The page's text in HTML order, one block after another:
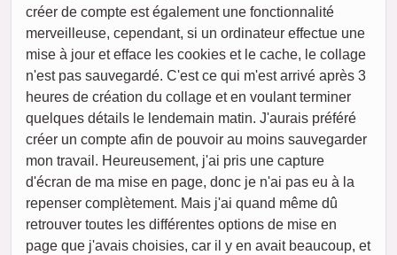
créer de compte est également une fonctionnalité
merveilleuse, cependant, si un ordinateur effectue une
mise à jour et efface les cookies et le cache, le collage
n'est pas sauvegardé. C'est ce qui m'est arrivé après 3
heures de création du collage et en voulant terminer
quelques détails le lendemain matin. J'aurais préféré
créer un compte afin de pouvoir au moins sauvegarder
mon travail. Heureusement, j'ai pris une capture
d'écran de ma mise en page, donc je n'ai pas eu à la
repenser complètement. Mais j'ai quand même dû
retrouver toutes les différentes options de mise en
page que j'avais choisies, car il y en avait beaucoup, et